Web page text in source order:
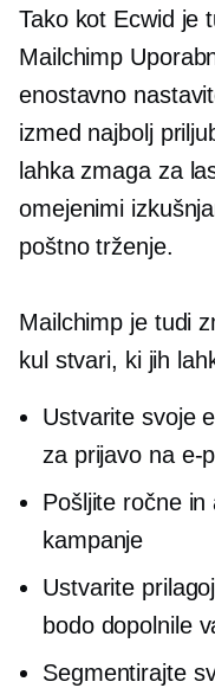
Tako kot Ecwid je
Mailchimp
enostavno
izmed najbolj
lahka zmaga za
omejenimi
poštno trženje.
Mailchimp je tudi
kul stvari, ki jih
Ustvarite svoje
za prijavo na e-
Pošljite ročne
kampanje
Ustvarite
bodo dopolnile
Segmentirajte